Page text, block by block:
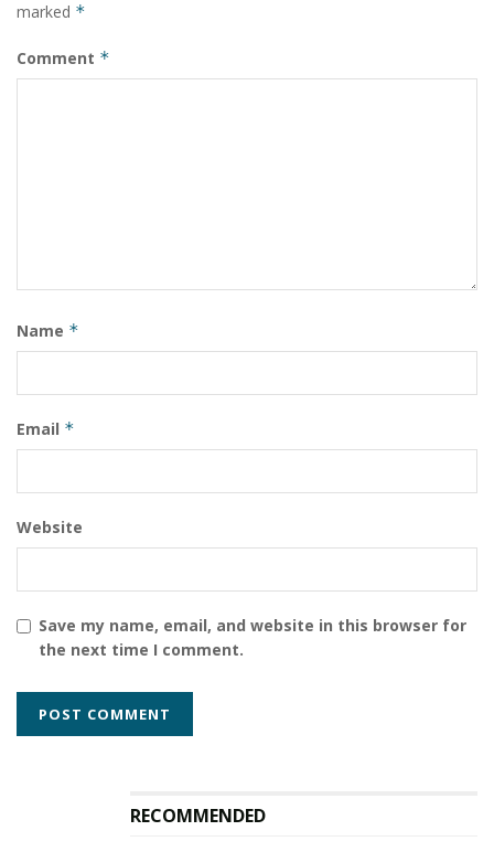
marked *
Comment *
Name *
Email *
Website
Save my name, email, and website in this browser for
the next time I comment.
RECOMMENDED